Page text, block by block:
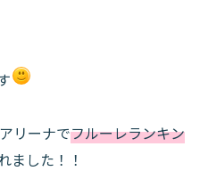
リーナでフルーレランキン
ました！！